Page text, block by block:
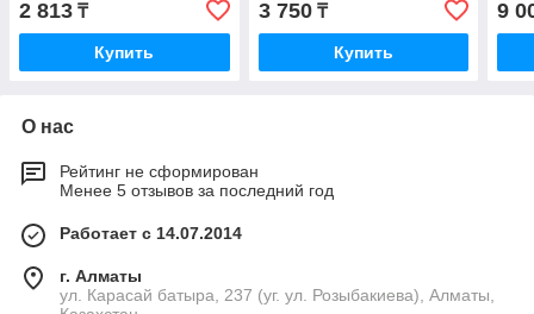
37110
2 813 ₸
Купить
3 750₸
Купить
9
О нас
Рейтинг не сформирован
Менее 5 отзывов за последний год
Работает с 14.07.2014
г. Алматы
ул. Карасай батыра, 237 (уг. ул. Розыбакиева), Алматы,